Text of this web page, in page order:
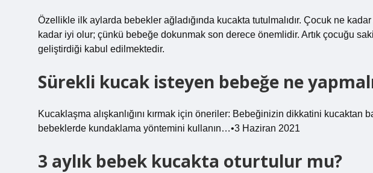
Özellikle ilk aylarda bebekler ağladığında kucakta tutulmalıdır. Çocuk ne
kadar iyi olur; çünkü bebeğe dokunmak son derece önemlidir. Artık çocuğu
geliştirdiği kabul edilmektedir.
Sürekli kucak isteyen bebeğe ne
Kucaklaşma alışkanlığını kırmak için öneriler: Bebeğinizin dikkatini kucaktan
bebeklerde kundaklama yöntemini kullanın…•3 Haziran 2021
3 aylık bebek kucakta oturtulur mu?